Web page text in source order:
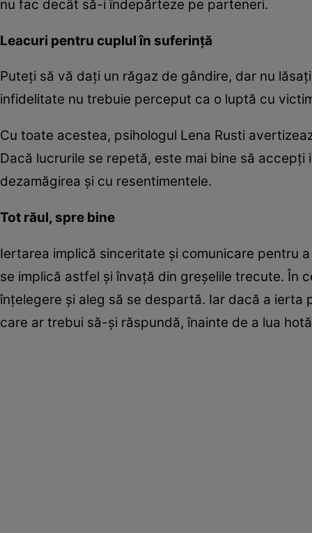
nu fac decât să-i îndepărteze pe parteneri.
Leacuri pentru cuplul în suferinţă
Puteţi să vă daţi un răgaz de gândire, dar nu
infidelitate nu trebuie perceput ca o luptă cu
Cu toate acestea, psihologul Lena Rusti
Dacă lucrurile se repetă, este mai bine să
dezamăgirea şi cu resentimentele.
Tot răul, spre bine
Iertarea implică sinceritate şi comunicare pentru
se implică astfel şi învaţă din greşelile trecute. În
înţelegere şi aleg să se despartă. Iar dacă a
care ar trebui să-şi răspundă, înainte de a lua